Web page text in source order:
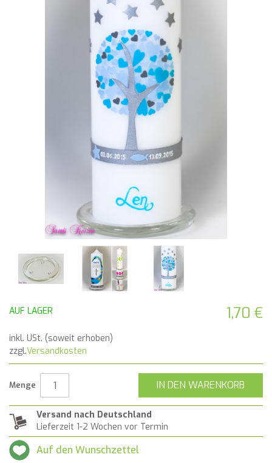
1,70 €
AUF LAGER
inkl. USt. (soweit erhoben)
zzgl.Versandkosten
Menge IN DEN WARENKORB
Versand nach Deutschland
Lieferzeit 1-2 Wochen vor Termin
Auf den Wunschzettel